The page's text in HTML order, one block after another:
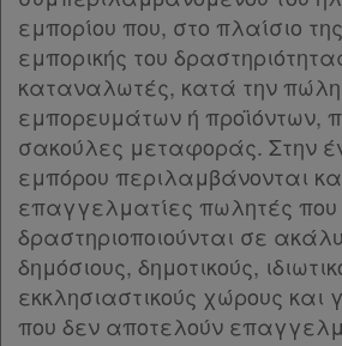
εμπορίου που, στο πλαίσιο
εμπορικής του
καταναλωτές, κατά την
εμπορευμάτων ή προϊόντων,
σακούλες μεταφοράς. Στην
εμπόρου περιλαμβάνονται
επαγγελματίες πωλητές που
δραστηριοποιούνται σε
δημόσιους, δημοτικούς,
εκκλησιαστικούς χώρους και
που δεν αποτελούν